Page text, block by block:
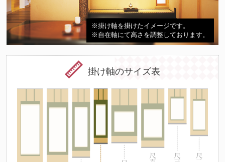
※掛け軸を掛けたイメージです。
※自在軸にて高さを調整しております。
掛け軸のサイズ表